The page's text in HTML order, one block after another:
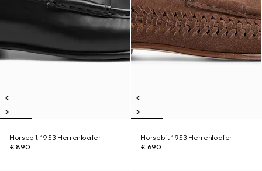
Horsebit 1953 Herrenloafer
€ 890
Horsebit 1953 Herrenloafer
€ 690